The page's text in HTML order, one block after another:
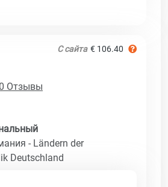
С сайта € 106.40
0 Отзывы
- Ländern der
Deutschland